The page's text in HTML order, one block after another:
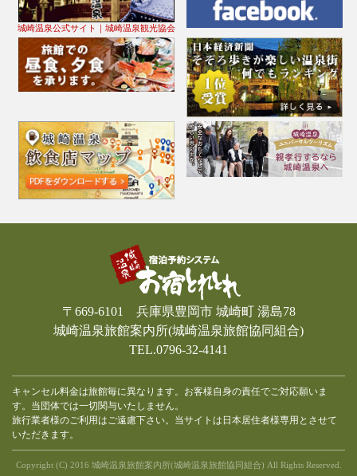
城崎温泉公式サイト｜城崎温泉観光協会
〒669-6101 兵庫県豊岡市 城崎町 湯島78
城崎温泉旅館案内所(城崎温泉旅館協同組合)
TEL.0796-32-4141
キャンセル料金は旅館毎に異なります。お客様自身の責任でご対応願いま
す。当団体では一切関与いたしません。
旅行業者様のご利用はご遠慮下さい。当サイトは日本居住者様専用とさせて
いただきます。
Copyright (C) 2016 城崎温泉旅館案内所(城崎温泉旅館協同組合) All Rights Reserved.